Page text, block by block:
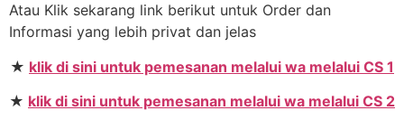
Atau Klik sekarang link berikut untuk Order dan
Informasi yang lebih privat dan jelas
★ klik di sini untuk pemesanan melalui wa melalui CS 1
★ klik di sini untuk pemesanan melalui wa melalui CS 2